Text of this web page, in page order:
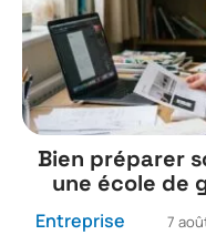
Bien préparer
une école de
Entreprise 7